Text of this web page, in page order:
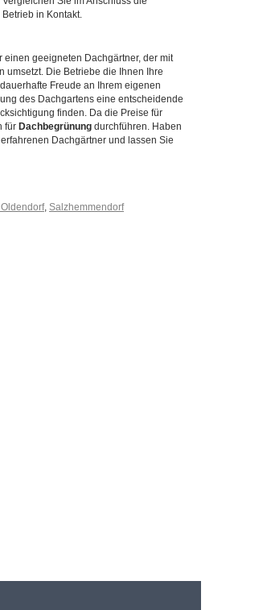
in Kontakt.
geeigneten Dachgärtner, der mit
umsetzt. Die Betriebe die Ihnen Ihre
Freude an Ihrem eigenen
des Dachgartens eine entscheidende
finden. Da die Preise für
für Dachbegrünung durchführen. Haben
Dachgärtner und lassen Sie
, Salzhemmendorf